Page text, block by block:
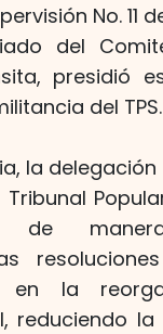
No. 11
del
presidió
del TPS.
la
de
en la
reduciendo